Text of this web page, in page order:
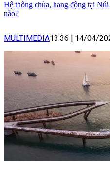
Hệ thống chùa, hang động tại
nào?
MULTIMEDIA13:36 14/04/